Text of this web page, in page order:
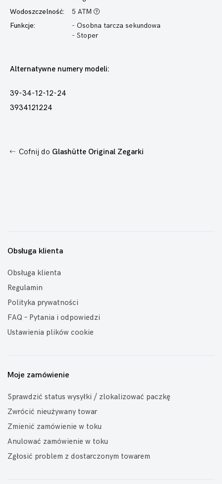
Wodoszczelność:
5 ATM
Funkcje:
- Osobna tarcza sekundowa
- Stoper
Alternatywne numery modeli:
39-34-12-12-24
3934121224
Cofnij do Glashütte Original Zegarki
Obsługa klienta
Obsługa klienta
Regulamin
Polityka prywatności
FAQ – Pytania i odpowiedzi
Ustawienia plików cookie
Moje zamówienie
Sprawdzić status wysyłki / zlokalizować paczkę
Zwrócić nieużywany towar
Zmienić zamówienie w toku
Anulować zamówienie w toku
Zgłosić problem z dostarczonym towarem